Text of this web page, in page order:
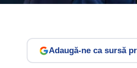
Adaugă-ne ca sursă